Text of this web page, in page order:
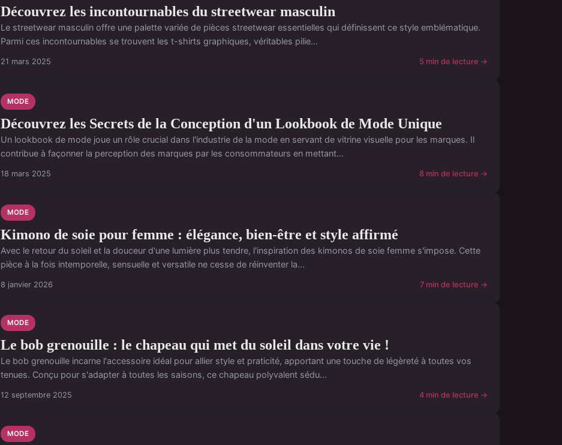
Découvrez les incontournables du streetwear masculin
Le streetwear masculin offre une palette variée de pièces streetwear essentielles qui définissent ce style emblématique.
Parmi ces incontournables se trouvent les t-shirts graphiques, véritables pilie...
21 mars 2025 5 min de lecture →
MODE
Découvrez les Secrets de la Conception d'un Lookbook de Mode Unique
Un lookbook de mode joue un rôle crucial dans l'industrie de la mode en servant de vitrine visuelle pour les marques. Il
contribue à façonner la perception des marques par les consommateurs en mettant...
18 mars 2025 8 min de lecture →
MODE
Kimono de soie pour femme : élégance, bien-être et style affirmé
Avec le retour du soleil et la douceur d'une lumière plus tendre, l'inspiration des kimonos de soie femme s'impose. Cette
pièce à la fois intemporelle, sensuelle et versatile ne cesse de réinventer la...
8 janvier 2026 7 min de lecture →
MODE
Le bob grenouille : le chapeau qui met du soleil dans votre vie !
Le bob grenouille incarne l'accessoire idéal pour allier style et praticité, apportant une touche de légèreté à toutes vos
tenues. Conçu pour s'adapter à toutes les saisons, ce chapeau polyvalent sédu...
12 septembre 2025 4 min de lecture →
MODE